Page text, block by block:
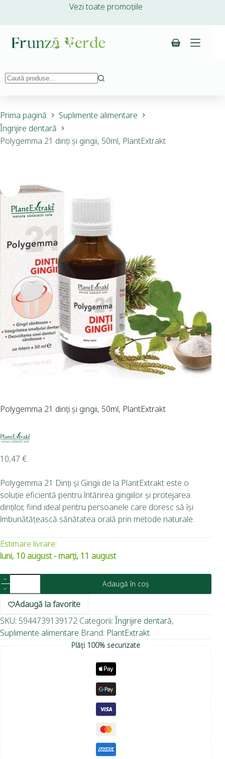
Vezi toate promoțiile
Prima pagină
Suplimente alimentare
Îngrijire dentară
Polygemma 21 dinți și gingii, 50ml, PlantExtrakt
Polygemma 21 dinți și gingii, 50ml, PlantExtrakt
10,47 €
Polygemma 21 Dinți și Gingii de la PlantExtrakt este o
soluție eficientă pentru întărirea gingiilor și protejarea
dinților, fiind ideal pentru persoanele care doresc să își
îmbunătățească sănătatea orală prin metode naturale.
Estimare livrare:
luni, 10 august - marți, 11 august
Adaugă în coș
Adaugă la favorite
SKU: 5944739139172 Categorii: Îngrijire dentară,
Suplimente alimentare Brand: PlantExtrakt
Plăți 100% securizate